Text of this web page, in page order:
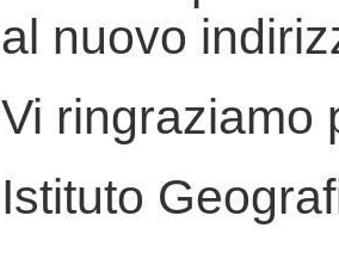
al nuovo
Vi ringraziamo
Istituto